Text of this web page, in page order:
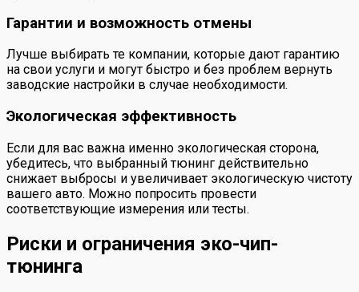
Гарантии и возможность отмены
Лучше выбирать те компании, которые дают гарантию
на свои услуги и могут быстро и без проблем вернуть
заводские настройки в случае необходимости.
Экологическая эффективность
Если для вас важна именно экологическая сторона,
убедитесь, что выбранный тюнинг действительно
снижает выбросы и увеличивает экологическую чистоту
вашего авто. Можно попросить провести
соответствующие измерения или тесты.
Риски и ограничения эко-чип-
тюнинга